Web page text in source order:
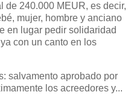
de 240.000 MEUR, es decir,
mujer, hombre y anciano
en lugar pedir solidaridad
con un canto en los
salvamento aprobado por
los acreedores y...